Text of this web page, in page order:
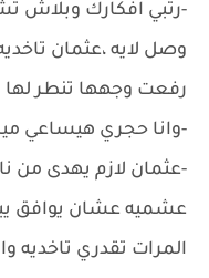
-رتبي افكارك وبلاش
وصل لايه ،عثمان
رفعت وجهها تنطر
-وانا حجري هيساعي
-عثمان لازم يهدى من
عشميه عشان يوافق
المرات تقدري تاخديه